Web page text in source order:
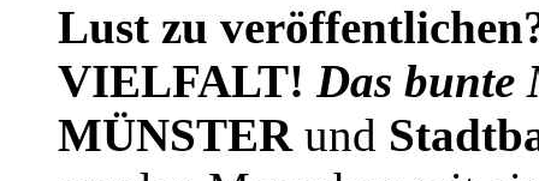
Lust zu
VIELFALT! Das bunte
MÜNSTERund